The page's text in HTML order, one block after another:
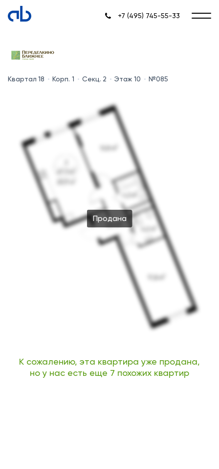
+7 (495) 745-55-33
Квартал 18 Корп. 1 Секц. 2 Этаж 10 №085
Продана
К сожалению, эта квартира уже продана,
но у нас есть еще 7 похожих квартир